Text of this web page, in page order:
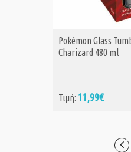
ΑΓΟΡΑ
Pokémon Glass
Charizard 480 ml
Τιμή: 11,99€